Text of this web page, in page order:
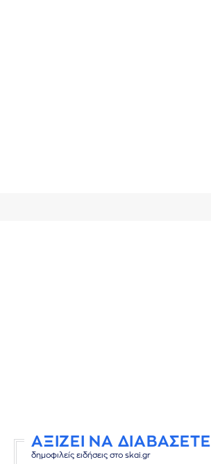
ΑΞΙΖΕΙ ΝΑ ΔΙΑΒΑΣΕΤΕ
δημοφιλείς ειδήσεις στο skai.gr